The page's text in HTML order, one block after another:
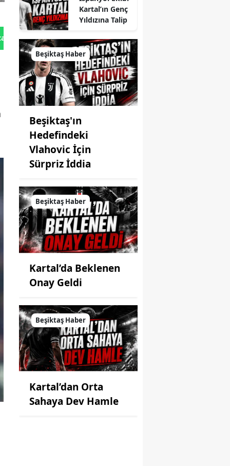
Gönder
Kartal’ın Genç
Yıldızına Talip
Beşiktaş Haber
Beşiktaş'ın
Hedefindeki
Vlahovic İçin
Sürpriz İddia
Beşiktaş Haber
Kartal’da Beklenen
Onay Geldi
Beşiktaş Haber
Kartal’dan Orta
Sahaya Dev Hamle